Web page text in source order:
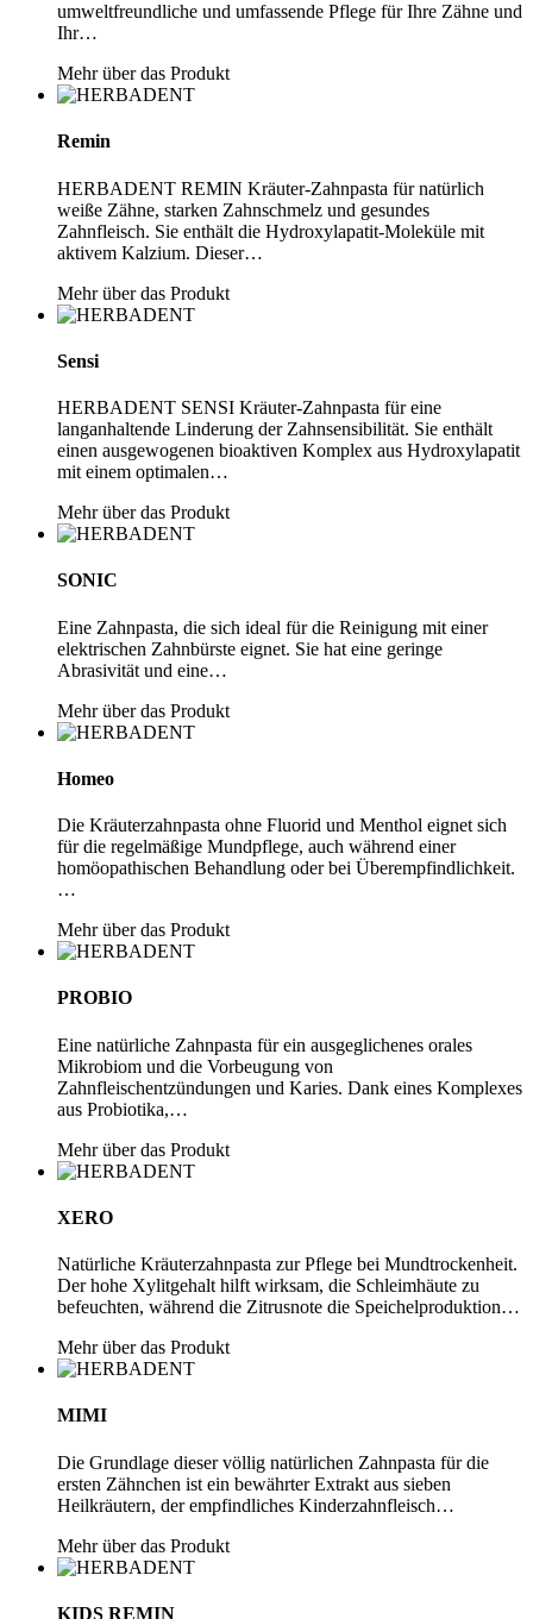
umweltfreundliche und umfassende Pflege für Ihre Zähne und
Ihr…
Mehr über das Produkt
Remin
HERBADENT REMIN Kräuter-Zahnpasta für natürlich
weiße Zähne, starken Zahnschmelz und gesundes
Zahnfleisch. Sie enthält die Hydroxylapatit-Moleküle mit
aktivem Kalzium. Dieser…
Mehr über das Produkt
Sensi
HERBADENT SENSI Kräuter-Zahnpasta für eine
langanhaltende Linderung der Zahnsensibilität. Sie enthält
einen ausgewogenen bioaktiven Komplex aus Hydroxylapatit
mit einem optimalen…
Mehr über das Produkt
SONIC
Eine Zahnpasta, die sich ideal für die Reinigung mit einer
elektrischen Zahnbürste eignet. Sie hat eine geringe
Abrasivität und eine…
Mehr über das Produkt
Homeo
Die Kräuterzahnpasta ohne Fluorid und Menthol eignet sich
für die regelmäßige Mundpflege, auch während einer
homöopathischen Behandlung oder bei Überempfindlichkeit.
…
Mehr über das Produkt
PROBIO
Eine natürliche Zahnpasta für ein ausgeglichenes orales
Mikrobiom und die Vorbeugung von
Zahnfleischentzündungen und Karies. Dank eines Komplexes
aus Probiotika,…
Mehr über das Produkt
XERO
Natürliche Kräuterzahnpasta zur Pflege bei Mundtrockenheit.
Der hohe Xylitgehalt hilft wirksam, die Schleimhäute zu
befeuchten, während die Zitrusnote die Speichelproduktion…
Mehr über das Produkt
MIMI
Die Grundlage dieser völlig natürlichen Zahnpasta für die
ersten Zähnchen ist ein bewährter Extrakt aus sieben
Heilkräutern, der empfindliches Kinderzahnfleisch…
Mehr über das Produkt
KIDS REMIN